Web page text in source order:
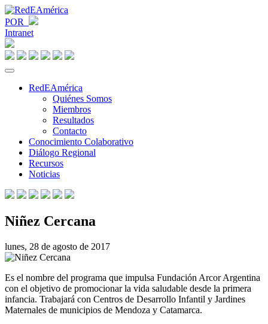
POR
Intranet
RedEAmérica
Quiénes Somos
Miembros
Resultados
Contacto
Conocimiento Colaborativo
Diálogo Regional
Recursos
Noticias
Niñez Cercana
lunes, 28 de agosto de 2017
Es el nombre del programa que impulsa Fundación Arcor Argentina
con el objetivo de promocionar la vida saludable desde la primera
infancia. Trabajará con Centros de Desarrollo Infantil y Jardines
Maternales de municipios de Mendoza y Catamarca.